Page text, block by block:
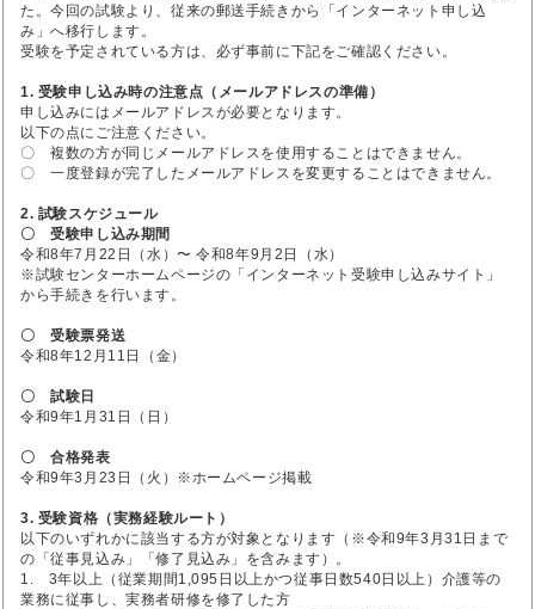
た。今回の試験より、従来の郵送手続きから「インターネット申し込
み」へ移行します。
受験を予定されている方は、必ず事前に下記をご確認ください。
1. 受験申し込み時の注意点（メールアドレスの準備）
申し込みにはメールアドレスが必要となります。
以下の点にご注意ください。
〇 複数の方が同じメールアドレスを使用することはできません。
〇 一度登録が完了したメールアドレスを変更することはできません。
2. 試験スケジュール
〇 受験申し込み期間
令和8年7月22日（水）〜 令和8年9月2日（水）
※試験センターホームページの「インターネット受験申し込みサイト」
から手続きを行います。
〇 受験票発送
令和8年12月11日（金）
〇 試験日
令和9年1月31日（日）
〇 合格発表
令和9年3月23日（火）※ホームページ掲載
3. 受験資格（実務経験ルート）
以下のいずれかに該当する方が対象となります（※令和9年3月31日まで
の「従事見込み」「修了見込み」を含みます）。
1. 3年以上（従業期間1,095日以上かつ従事日数540日以上）介護等の
業務に従事し、実務者研修を修了した方